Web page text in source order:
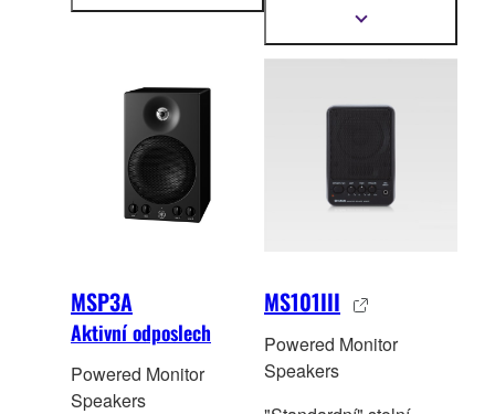
legendárních
předchůdců, které se
Zobrazit
MSP3A
Aktivní odposlech
Powered Monitor
Speakers
MS101III
Powered Monitor
Speakers